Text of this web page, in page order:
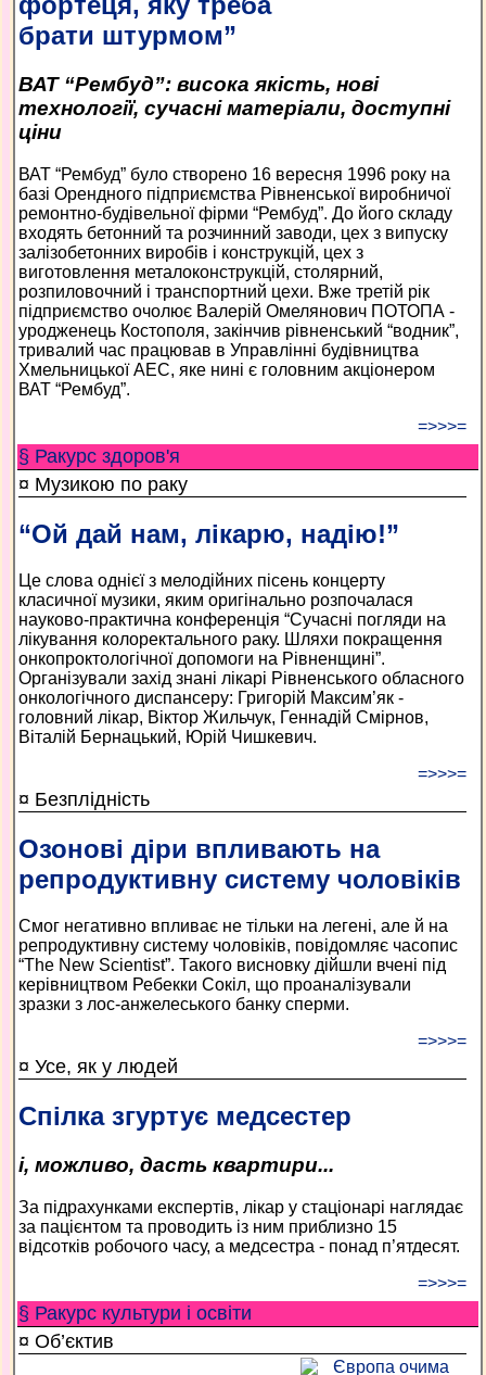
брати штурмом”
ВАТ “Рембуд”: висока якість, нові
технології, сучасні матеріали, доступні
ціни
ВАТ “Рембуд” було створено 16 вересня 1996 року на
базi Орендного пiдприємства Рівненської виробничої
ремонтно-будівельної фiрми “Рембуд”. До його складу
входять бетонний та розчинний заводи, цех з випуску
залiзобетонних виробiв i конструкцiй, цех з
виготовлення металоконструкцій, столярний,
розпиловочний і транспортний цехи. Вже третій рік
підприємство очолює Валерій Омелянович ПОТОПА -
уродженець Костополя, закінчив рівненський “водник”,
тривалий час працював в Управлінні будівництва
Хмельницької АЕС, яке нині є головним акціонером
ВАТ “Рембуд”.
=>>>=
§ Ракурс здоров'я
¤ Музикою по раку
“Ой дай нам, лікарю, надію!”
Це слова однієї з мелодійних пісень концерту
класичної музики, яким оригінально розпочалася
науково-практична конференція “Сучасні погляди на
лікування колоректального раку. Шляхи покращення
онкопроктологічної допомоги на Рівненщині”.
Організували захід знані лікарі Рівненського обласного
онкологічного диспансеру: Григорій Максим’як -
головний лікар, Віктор Жильчук, Геннадій Смірнов,
Віталій Бернацький, Юрій Чишкевич.
=>>>=
¤ Безплідність
Озонові діри впливають на
репродуктивну систему чоловіків
Смог негативно впливає не тільки на легені, але й на
репродуктивну систему чоловіків, повідомляє часопис
“The New Scientist”. Такого висновку дійшли вчені під
керівництвом Ребекки Сокіл, що проаналізували
зразки з лос-анжелеського банку сперми.
=>>>=
¤ Усе, як у людей
Спілка згуртує медсестер
і, можливо, дасть квартири...
За підрахунками експертів, лікар у стаціонарі наглядає
за пацієнтом та проводить із ним приблизно 15
відсотків робочого часу, а медсестра - понад п’ятдесят.
=>>>=
§ Ракурс культури і освіти
¤ Об’єктив